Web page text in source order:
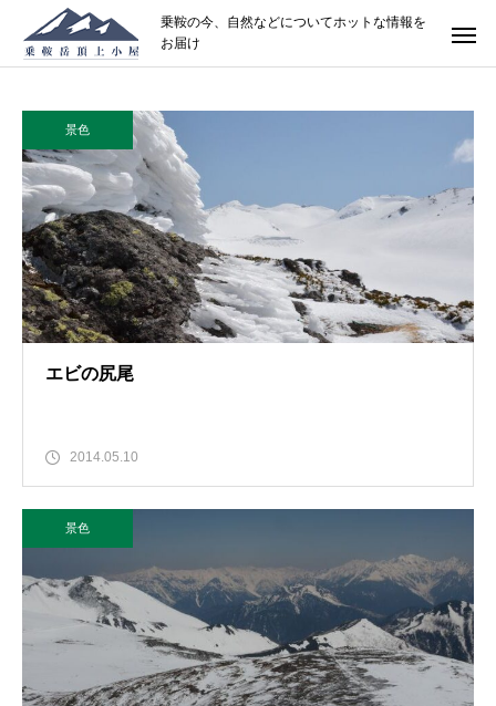
乗鞍の今、自然などについてホットな情報を
お届け
景色
エビの尻尾
2014.05.10
景色